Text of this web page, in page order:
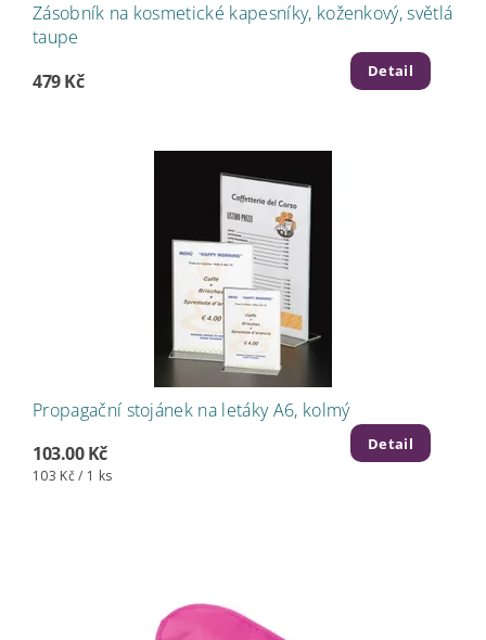
Zásobník na kosmetické kapesníky, koženkový, světlá
taupe
479 Kč
Detail
Propagační stojánek na letáky A6, kolmý
103.00 Kč
103 Kč / 1 ks
Detail